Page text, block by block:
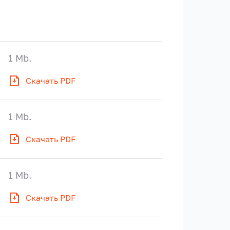
Скачать PDF
1 Mb.
Скачать PDF
1 Mb.
Скачать PDF
1 Mb.